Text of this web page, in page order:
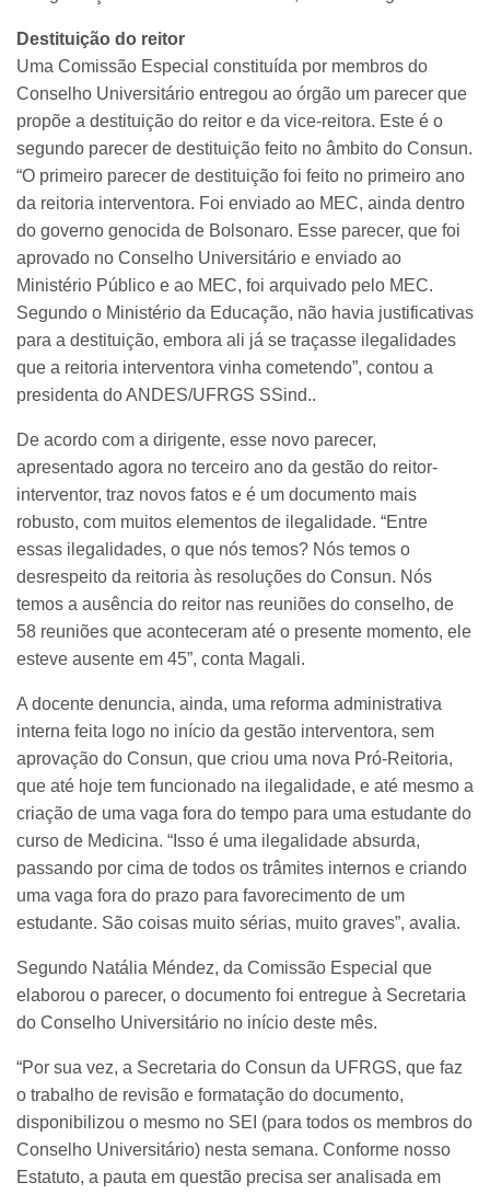
Destituição do reitor
Uma Comissão Especial constituída por membros do
Conselho Universitário entregou ao órgão um parecer que
propõe a destituição do reitor e da vice-reitora. Este é o
segundo parecer de destituição feito no âmbito do Consun.
“O primeiro parecer de destituição foi feito no primeiro ano
da reitoria interventora. Foi enviado ao MEC, ainda dentro
do governo genocida de Bolsonaro. Esse parecer, que foi
aprovado no Conselho Universitário e enviado ao
Ministério Público e ao MEC, foi arquivado pelo MEC.
Segundo o Ministério da Educação, não havia justificativas
para a destituição, embora ali já se traçasse ilegalidades
que a reitoria interventora vinha cometendo”, contou a
presidenta do ANDES/UFRGS SSind..
De acordo com a dirigente, esse novo parecer,
apresentado agora no terceiro ano da gestão do reitor-
interventor, traz novos fatos e é um documento mais
robusto, com muitos elementos de ilegalidade. “Entre
essas ilegalidades, o que nós temos? Nós temos o
desrespeito da reitoria às resoluções do Consun. Nós
temos a ausência do reitor nas reuniões do conselho, de
58 reuniões que aconteceram até o presente momento, ele
esteve ausente em 45”, conta Magali.
A docente denuncia, ainda, uma reforma administrativa
interna feita logo no início da gestão interventora, sem
aprovação do Consun, que criou uma nova Pró-Reitoria,
que até hoje tem funcionado na ilegalidade, e até mesmo a
criação de uma vaga fora do tempo para uma estudante do
curso de Medicina. “Isso é uma ilegalidade absurda,
passando por cima de todos os trâmites internos e criando
uma vaga fora do prazo para favorecimento de um
estudante. São coisas muito sérias, muito graves”, avalia.
Segundo Natália Méndez, da Comissão Especial que
elaborou o parecer, o documento foi entregue à Secretaria
do Conselho Universitário no início deste mês.
“Por sua vez, a Secretaria do Consun da UFRGS, que faz
o trabalho de revisão e formatação do documento,
disponibilizou o mesmo no SEI (para todos os membros do
Conselho Universitário) nesta semana. Conforme nosso
Estatuto, a pauta em questão precisa ser analisada em